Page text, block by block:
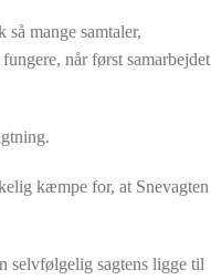
mange samtaler,
når først samarbejdet
kæmpe for, at Snevagten
selvfølgelig sagtens ligge til